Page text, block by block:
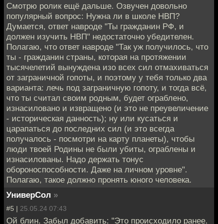
Смотрю ролик ещё дальше. Озвучен довольно
популярный вопрос: Нужна ли в школе НВП?
Думается, ответ навроде "Ты гражданин РФ, и
должен изучить НВП" недостаточно убедителен.
Полагаю, что ответ навроде "Так уж получилось, что
ты - гражданин страны, которая на протяжении
тысячелетий вынуждена изо всех сил отмахиваться
от заграничной гопоты, и поэтому у тебя только два
варианта: лечь под заграничную гопоту, и тогда всё,
что ты считал своим родным, будет ограблено,
изнасиловано и извращено (и это не преувеличение
- историческая данность); ну или кусаться и
царапаться до последних сил (и это всегда
получалось - посмотри на карту планеты), чтобы
люди твоей Родины не были убиты, ограблены и
изнасилованы. Надо держать тонус
обороноспособности. Даже на личном уровне".
Полагаю, такое должно пронять юного человека.
УниверСол »
#5 | 25.05.24 07:43
Ой блин. Забыл добавить: "Это происходило ранее.